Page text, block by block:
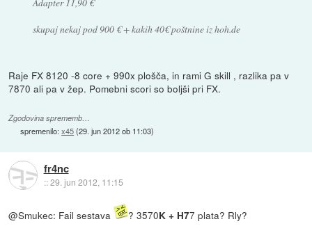
skupaj nekaj pod 900 € + kakih 40€ poštnine iz hoh.de
Raje FX 8120 -8 core + 990x plošča, in rami G skill , razlika pa v
7870 ali pa v žep. Pomebni scori so boljši pri FX.
Zgodovina sprememb…
spremenilo:x45(29. jun 2012 ob 11:03)
fr4nc
::29. jun 2012, 11:15
@Smukec: Fail sestava ? 3570K + H77 plata? Rly?